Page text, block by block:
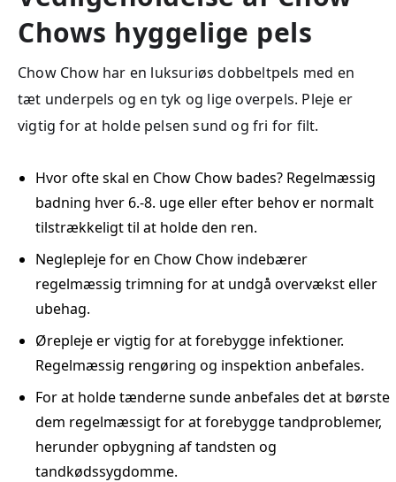
Chows hyggelige pels
Chow Chow har en luksuriøs dobbeltpels med en
tæt underpels og en tyk og lige overpels. Pleje er
vigtig for at holde pelsen sund og fri for filt.
Hvor ofte skal en Chow Chow bades? Regelmæssig
badning hver 6.-8. uge eller efter behov er normalt
tilstrækkeligt til at holde den ren.
Neglepleje for en Chow Chow indebærer
regelmæssig trimning for at undgå overvækst eller
ubehag.
Ørepleje er vigtig for at forebygge infektioner.
Regelmæssig rengøring og inspektion anbefales.
For at holde tænderne sunde anbefales det at børste
dem regelmæssigt for at forebygge tandproblemer,
herunder opbygning af tandsten og
tandkødssygdomme.